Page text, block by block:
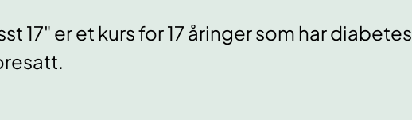
17" er et kurs for 17 åringer som har diabetes